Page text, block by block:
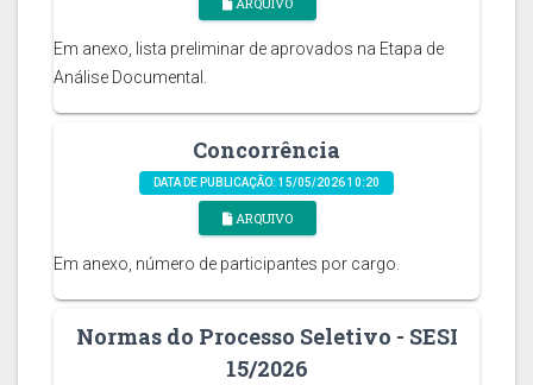
Em anexo, lista preliminar de aprovados na Etapa de
Análise Documental.
Concorrência
DATA DE PUBLICAÇÃO: 15/05/2026 10:20
ARQUIVO
Em anexo, número de participantes por cargo.
Normas do Processo Seletivo - SESI
15/2026